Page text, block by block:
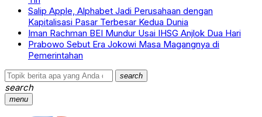
Salip Apple, Alphabet Jadi Perusahaan dengan
Kapitalisasi Pasar Terbesar Kedua Dunia
Iman Rachman BEI Mundur Usai IHSG Anjlok Dua Hari
Prabowo Sebut Era Jokowi Masa Magangnya di
Pemerintahan
search
search
menu